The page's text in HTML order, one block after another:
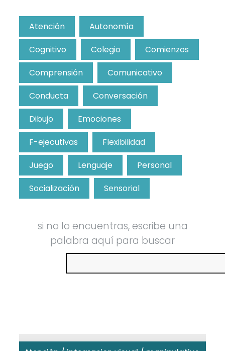
Atención
Autonomía
Cognitivo
Colegio
Comienzos
Comprensión
Comunicativo
Conducta
Conversación
Dibujo
Emociones
F-ejecutivas
Flexibilidad
Juego
Lenguaje
Personal
Socialización
Sensorial
si no lo encuentras, escribe una
palabra aquí para buscar